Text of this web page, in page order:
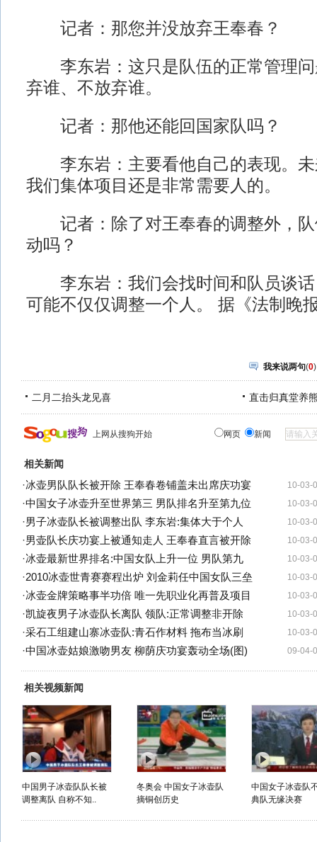
记者：那您并没放弃王奉春？
李东岩：这只是队伍的正常管理问
弃谁、不放弃谁。
记者：那他还能回国家队吗？
李东岩：主要看他自己的表现。未
我们集体项目还是非常需要人的。
记者：除了对王奉春的调整外，队
动吗？
李东岩：我们会找时间和队员谈话
可能不仅仅调整一个人。 据《法制晚
我来说两句(0)
二月二抬头龙见喜 直击归真堂养
上网从搜狗开始 网页 新闻
相关新闻
10-03-
·冰壶男队队长被开除 王奉春卷铺盖未出席庆功宴
10-03-
·中国女子冰壶升至世界第三 男队排名升至第九位
10-03-
·男子冰壶队长被调整出队 李东岩:集体大于个人
10-03-
·男壶队长庆功宴上被通知走人 王奉春直言被开除
10-03-
·冰壶最新世界排名:中国女队上升一位 男队第九
10-03-
·2010冰壶世青赛赛程出炉 刘金莉任中国女队三垒
10-03-
·冰壶金牌策略事半功倍 唯一先职业化再普及项目
10-03-
·凯旋夜男子冰壶队长离队 领队:正常调整非开除
10-03-
·采石工组建山寨冰壶队:青石作材料 拖布当冰刷
09-04-
·中国冰壶姑娘激吻男友 柳荫庆功宴轰动全场(图)
相关视频新闻
中国男子冰壶队队长被
调整离队 自称不知..
冬奥会 中国女子冰壶队
摘铜创历史
中国女子冰壶队
典队无缘决赛